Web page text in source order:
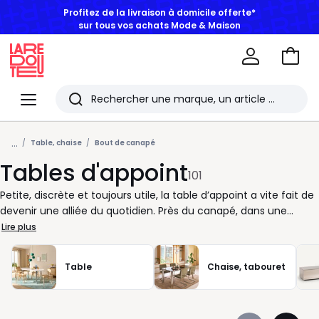
BONS PLANS | Jusqu'à -50% dès 2 articles*
Menu
Redoute
Rechercher
Les
derniers
articles
consultés
Aller
... Table, chaise Bout de canapé
Tables d'appoint101
Petite, discrète et toujours utile, la table d’appoint a vite fait de
devenir une alliée du quotidien. Près du canapé, dans une
entrée ou même à côté du lit, elle s’adapte à vos besoins et
s’installe là où vous avez besoin d’un espace supplémentaire.
Chez nous, chaque modèle est pensé pour trouver facilement
sa place dans votre intérieur tout en lui apportant une touche
d’élégance. En bois pour une atmosphère douce, en métal pour
Lire plus
Table Chaise, tabouret